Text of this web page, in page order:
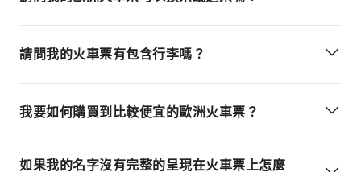
請問我的火車票有包含行李嗎？
我要如何購買到比較便宜的歐洲火車票？
如果我的名字沒有完整的呈現在火車票上怎麼